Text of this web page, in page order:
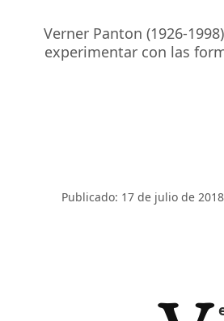
Verner Panton (1926-
experimentar con las
Publicado: 17 de julio de